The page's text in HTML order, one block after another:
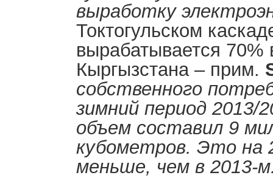
выработку
Токтогульском
вырабатывается 70%
Кыргызстана – прим.
собственного
зимний период 2013/
объем составил 9
кубометров. Это на
меньше, чем в 2013-